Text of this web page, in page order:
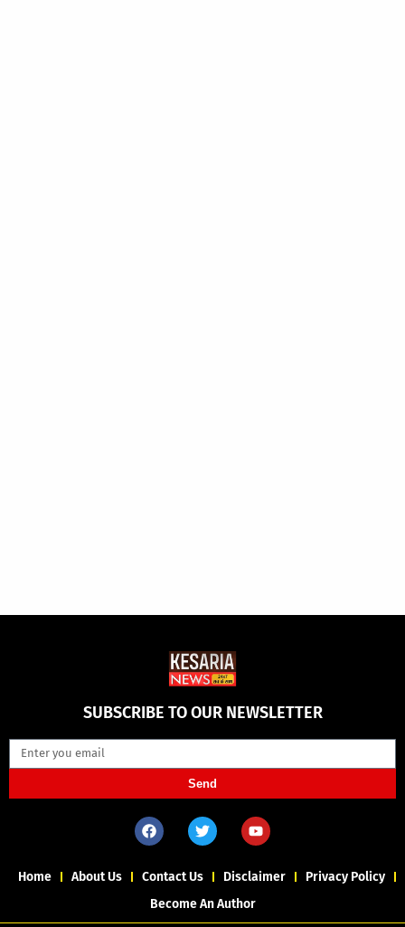
SUBSCRIBE TO OUR NEWSLETTER
Send
Home About Us Contact Us Disclaimer
Privacy Policy
Become An Author